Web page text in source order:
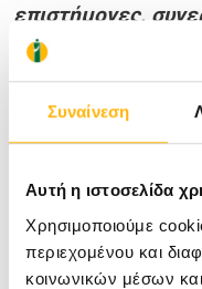
Συναίνεση
Αυτή η ιστοσελίδα
Χρησιμοποιούμε
περιεχομένου και
κοινωνικών μέσων
επιστήμονες,
Κοινός τόπος
αυτές, να
και το προσωπικό
λαμβάνουν χώρα
μοναδικό
Ελλάδας.Η